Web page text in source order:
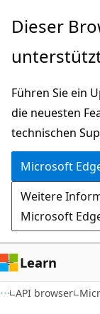
Zu
wechseln
Zur
springen
Dieser
Führen Sie ein
die neuesten
technischen
Microsoft
Weitere
Microsoft
Learn
API browser